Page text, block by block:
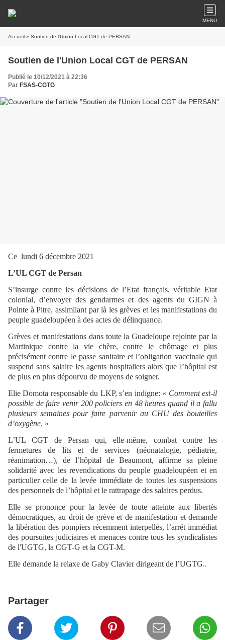
MENU
Accueil » Soutien de l'Union Local CGT de PERSAN
Soutien de l'Union Local CGT de PERSAN
Publié le 10/12/2021 à 22:36
Par FSAS-CGTG
Ce lundi 6 décembre 2021
L’UL CGT de Persan
S’insurge contre les décisions de l’Etat français, véritable Etat
colonial, d’envoyer des gendarmes et des agents du GIGN à
Pointe à Pitre, assimilant par là les grèves et les manifestations du
peuple guadeloupéen à des actes de délinquance.
Grèves et manifestations dans toute la Guadeloupe rejointe par la
Martinique contre la vie chère, contre le chômage et plus
précisément contre le passe sanitaire et l’obligation vaccinale qui
suspend sans salaire les agents hospitaliers alors que l’hôpital est
de plus en plus dépourvu de moyens de soigner.
Elie Domota responsable du LKP, s’en indigne: « Comment est-il
possible de faire venir 200 policiers en 48 heures quand il a fallu
plusieurs semaines pour faire parvenir au CHU des bouteilles
d’oxygène. »
L’UL CGT de Persan qui, elle-même, combat contre les
fermetures de lits et de services (néonatalogie, pédiatrie,
réanimation…), de l’hôpital de Beaumont, affirme sa pleine
solidarité avec les revendications du peuple guadeloupéen et en
particulier celle de la levée immédiate de toutes les suspensions
des personnels de l’hôpital et le rattrapage des salaires perdus.
Elle se prononce pour la levée de toute atteinte aux libertés
démocratiques, au droit de grève et de manifestation et demande
la libération des pompiers récemment interpellés, l’arrêt immédiat
des poursuites judiciaires et menaces contre tous les syndicalistes
de l'UGTG, la CGT-G et la CGT-M.
Elle demande la relaxe de Gaby Clavier dirigeant de l’UGTG..
Partager